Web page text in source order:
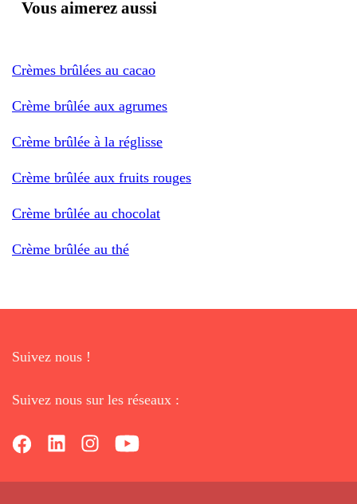
Vous aimerez aussi
Crèmes brûlées au cacao
Crème brûlée aux agrumes
Crème brûlée à la réglisse
Crème brûlée aux fruits rouges
Crème brûlée au chocolat
Crème brûlée au thé
Suivez nous !
Suivez nous sur les réseaux :